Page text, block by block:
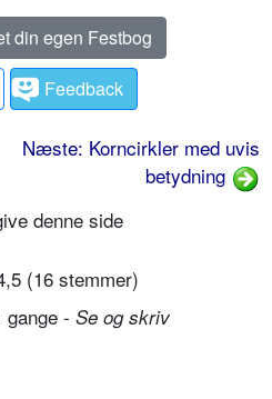
din egen Festbog
Feedback
Næste: Korncirkler med uvis
betydning
denne side
(16 stemmer)
gange - Se og skriv